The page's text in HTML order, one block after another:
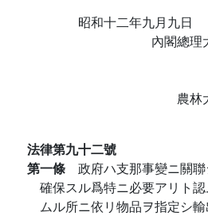
昭和十二年九月九日
內閣總
農
法律第九十二號
第一條 政府ハ支那事變ニ關
確保スル爲特ニ必要アリト
ムル所ニ依リ物品ヲ指定シ